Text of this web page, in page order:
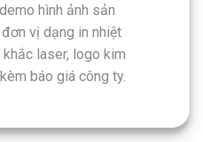
hình ảnh sản
vị dạng in nhiệt
khắc laser, logo kim
báo giá công ty.